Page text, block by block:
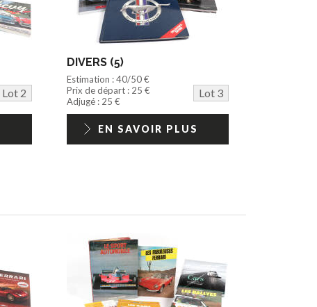
Lot 2
DIVERS (5)
Estimation : 40/50 €
Prix de départ : 25 €
Lot 3
Adjugé : 25 €
EN SAVOIR PLUS